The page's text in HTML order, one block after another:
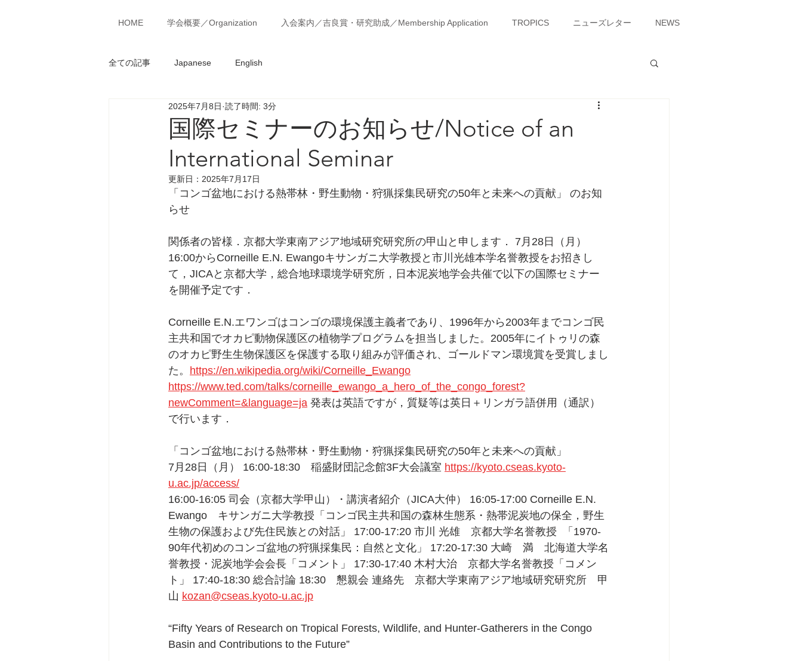
HOME 学会概要／Organization 入会案内／吉良賞・研究助成／Membership Application TROPICS ニューズレター NEWS
全ての記事 Japanese English
国際セミナーのお知らせ/Notice of an
International Seminar
2025年7月8日 読了時間: 3分
更新日： 2025年7月17日
「コンゴ盆地における熱帯林・野生動物・狩猟採集民研究の50年と未来への貢献」 のお知
らせ
関係者の皆様．京都大学東南アジア地域研究研究所の甲山と申します． 7月28日（月）
16:00からCorneille E.N. Ewangoキサンガニ大学教授と市川光雄本学名誉教授をお招きし
て，JICAと京都大学，総合地球環境学研究所，日本泥炭地学会共催で以下の国際セミナー
を開催予定です．
Corneille E.N.エワンゴはコンゴの環境保護主義者であり、1996年から2003年までコンゴ民
主共和国でオカピ動物保護区の植物学プログラムを担当しました。2005年にイトゥリの森
のオカピ野生生物保護区を保護する取り組みが評価され、ゴールドマン環境賞を受賞しまし
た。 https://en.wikipedia.org/wiki/Corneille_Ewango
https://www.ted.com/talks/corneille_ewango_a_hero_of_the_congo_forest?
newComment=&language=ja 発表は英語ですが，質疑等は英日＋リンガラ語併用（通訳）
で行います．
「コンゴ盆地における熱帯林・野生動物・狩猟採集民研究の50年と未来への貢献」
7月28日（月） 16:00-18:30　稲盛財団記念館3F大会議室 https://kyoto.cseas.kyoto-
u.ac.jp/access/
16:00-16:05 司会（京都大学甲山）・講演者紹介（JICA大仲） 16:05-17:00 Corneille E.N.
Ewango　キサンガニ大学教授「コンゴ民主共和国の森林生態系・熱帯泥炭地の保全，野生
生物の保護および先住民族との対話」 17:00-17:20 市川 光雄　京都大学名誉教授  「1970-
90年代初めのコンゴ盆地の狩猟採集民：自然と文化」 17:20-17:30 大崎　満　北海道大学名
誉教授・泥炭地学会会長「コメント」 17:30-17:40 木村大治　京都大学名誉教授「コメン
ト」 17:40-18:30 総合討論 18:30　懇親会 連絡先　京都大学東南アジア地域研究研究所　甲
山 kozan@cseas.kyoto-u.ac.jp
“Fifty Years of Research on Tropical Forests, Wildlife, and Hunter-Gatherers in the Congo
Basin and Contributions to the Future”